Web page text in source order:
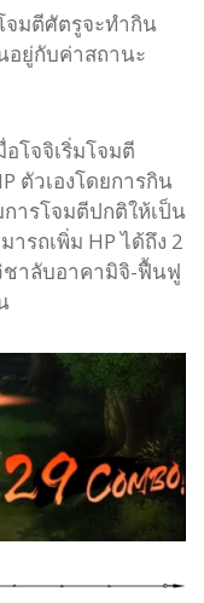
จมตีศัตรูจะทำกิน
อยู่กับค่าสถานะ
โจจิเริ่มโจมตี
ตัวเองโดยการกิน
ารโจมตีปกติให้เป็น
รถเพิ่ม HP ได้ถึง 2
ชาลับอาคามิจิ-ฟื้นฟู